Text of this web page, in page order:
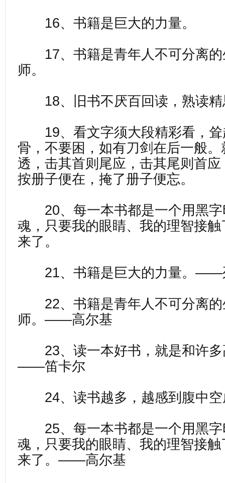
16、书籍是巨大的力量。
17、书籍是青年人不可分离的
师。
18、旧书不厌百回读，熟读精
19、看文字须大段精彩看，耸
骨，不要困，如有刀剑在后一般
透，击其首则尾应，击其尾则首
按册子便在，掩了册子便忘。
20、每一本书都是一个用黑字
魂，只要我的眼睛、我的理智接
来了。
21、书籍是巨大的力量。——
22、书籍是青年人不可分离的
师。——高尔基
23、读一本好书，就是和许多
——笛卡尔
24、读书越多，越感到腹中
25、每一本书都是一个用黑字
魂，只要我的眼睛、我的理智接
来了。——高尔基